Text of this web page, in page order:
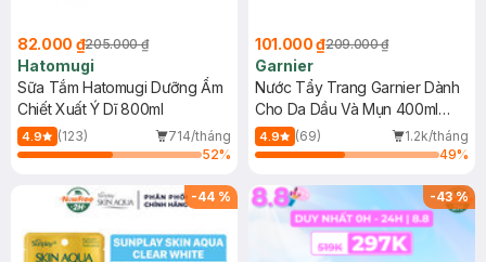
82.000 ₫205.000 ₫
Hatomugi
Sữa Tắm Hatomugi Dưỡng Ẩm
Chiết Xuất Ý Dĩ 800ml
4.9 (123)
714/tháng
52%
101.000 ₫209.000 ₫
Garnier
Nước Tẩy Trang Garnier Dành
Cho Da Dầu Và Mụn 400ml
(Mới)
4.9 (69)
1.2k/tháng
49%
-44 % -43%